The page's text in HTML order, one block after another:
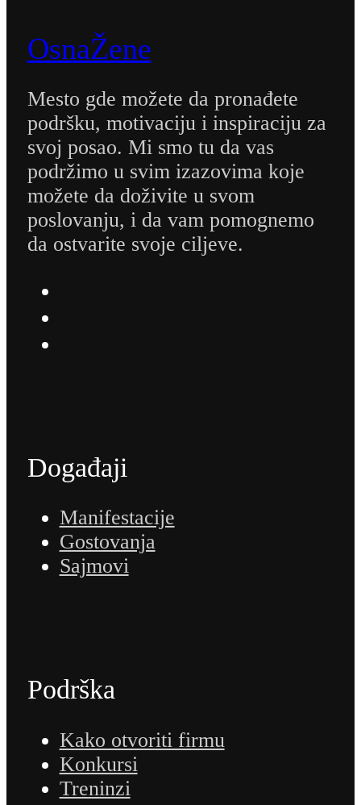
OsnaŽene
Mesto gde možete da pronađete
podršku, motivaciju i inspiraciju za
svoj posao. Mi smo tu da vas
podržimo u svim izazovima koje
možete da doživite u svom
poslovanju, i da vam pomognemo
da ostvarite svoje ciljeve.
Događaji
Manifestacije
Gostovanja
Sajmovi
Podrška
Kako otvoriti firmu
Konkursi
Treninzi